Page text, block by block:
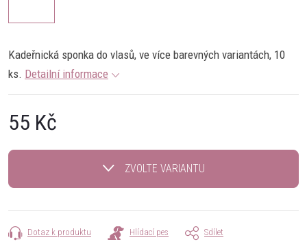
Kadeřnická sponka do vlasů, ve více barevných variantách, 10
ks. Detailní informace
55 Kč
cena:
ZVOLTE VARIANTU
Dotaz k produktu Hlídací pes Sdílet